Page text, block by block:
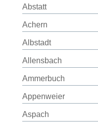
Abstatt
Achern
Albstadt
Allensbach
Ammerbuch
Appenweier
Aspach